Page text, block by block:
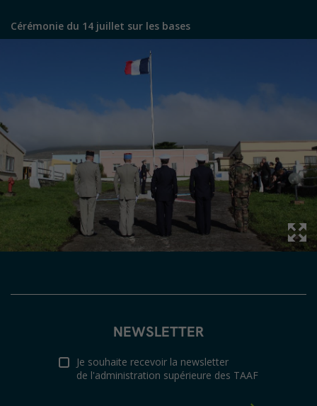
Cérémonie du 14 juillet sur les bases
NEWSLETTER
Je souhaite recevoir la newsletter
de l'administration supérieure des TAAF